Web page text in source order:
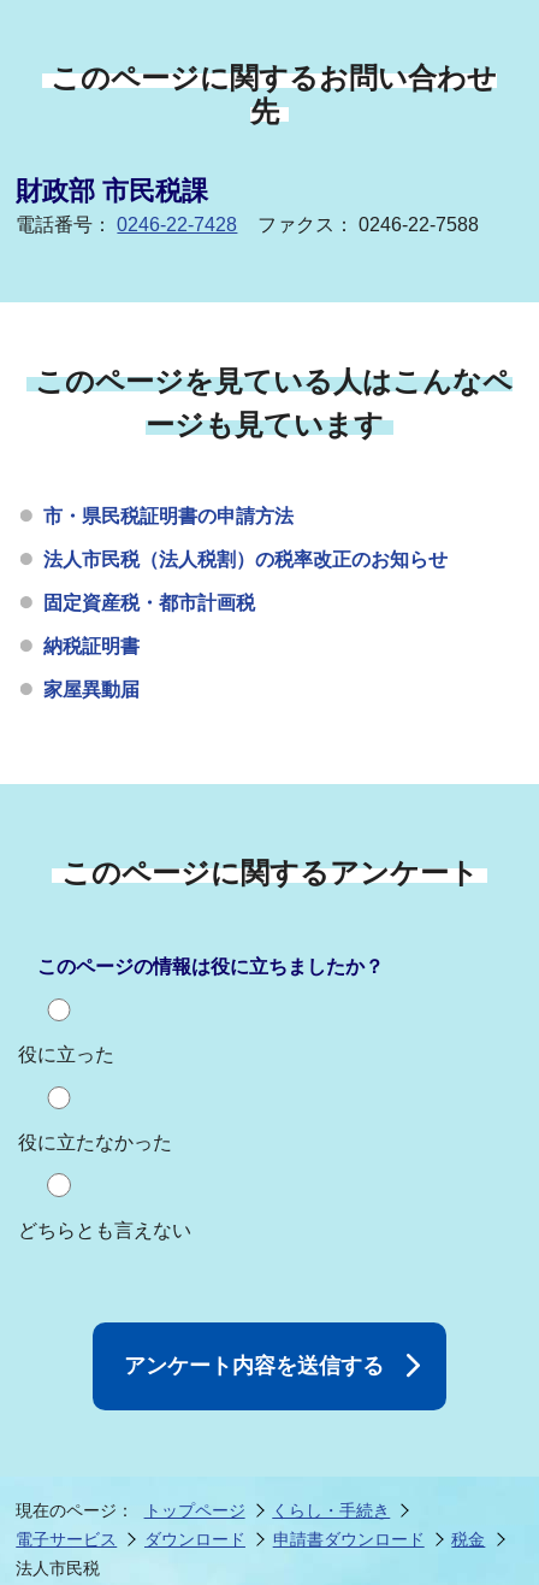
このページに関するお問い合わせ
先
財政部 市民税課
電話番号：0246-22-7428 ファクス： 0246-22-7588
このページを見ている人はこんなペ
ージも見ています
市・県民税証明書の申請方法
法人市民税（法人税割）の税率改正のお知らせ
固定資産税・都市計画税
納税証明書
家屋異動届
このページに関するアンケート
このページの情報は役に立ちましたか？
役に立った
役に立たなかった
どちらとも言えない
現在のページ： トップページ
くらし・手続き
電子サービス
ダウンロード 申請書ダウンロード
税金
法人市民税